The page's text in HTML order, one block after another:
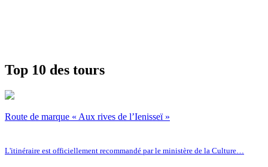
Top 10 des tours
Route de marque « Aux rives de l’Ienisseï »
L'itinéraire est officiellement recommandé par le ministère de la Culture…